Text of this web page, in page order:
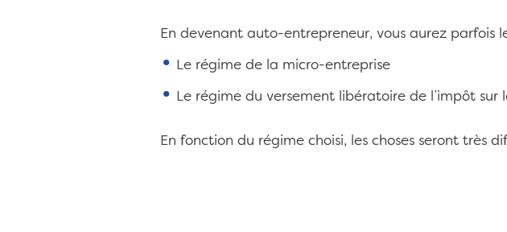
En devenant auto-entrepreneur, vous aurez parfois
Le régime de la micro-entreprise
Le régime du versement libératoire de l’impôt sur
En fonction du régime choisi, les choses seront très